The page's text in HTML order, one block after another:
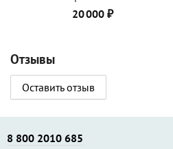
20 000 ₽
Отзывы
Оставить отзыв
8 800 2010 685